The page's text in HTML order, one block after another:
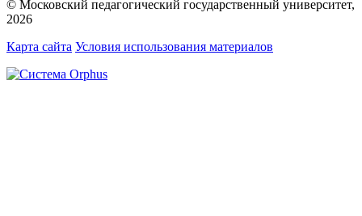
© Московский педагогический государственный университет,
2026
Карта сайта Условия использования материалов